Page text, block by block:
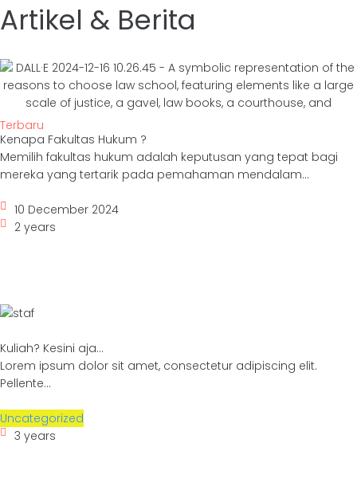
Artikel & Berita
Terbaru
Kenapa Fakultas Hukum ?
Memilih fakultas hukum adalah keputusan yang tepat bagi
mereka yang tertarik pada pemahaman mendalam...
10 December 2024
2 years
Kuliah? Kesini aja...
Lorem ipsum dolor sit amet, consectetur adipiscing elit.
Pellente...
Uncategorized
3 years